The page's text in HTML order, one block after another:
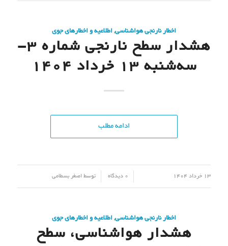
اخطار نارنجی هواشناسی, اطلاعیه و اخطارهای جوی
هشدار سطح نارنجی شماره 3-
سه‌شنبه 13 خرداد 1404
ادامه مطلب
13 خرداد 1404 0 دیدگاه توسط اصغر بسطامی
اخطار نارنجی هواشناسی, اطلاعیه و اخطارهای جوی
هشدار هواشناسی، سطح